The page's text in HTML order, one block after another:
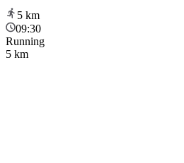
5 km
09:30
Running
5 km